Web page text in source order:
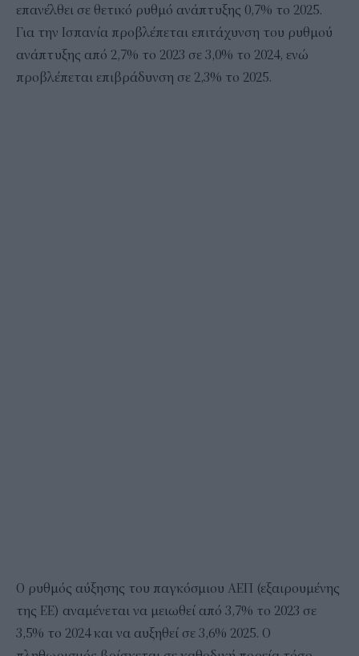
επανέλθει σε θετικό ρυθμό ανάπτυξης 0,7% το 2025.
Για την Ισπανία προβλέπεται επιτάχυνση του ρυθμού
ανάπτυξης από 2,7% το 2023 σε 3,0% το 2024, ενώ
προβλέπεται επιβράδυνση σε 2,3% το 2025.
Ο ρυθμός αύξησης του παγκόσμιου ΑΕΠ (εξαιρουμένης
της ΕΕ) αναμένεται να μειωθεί από 3,7% το 2023 σε
3,5% το 2024 και να αυξηθεί σε 3,6% 2025. Ο